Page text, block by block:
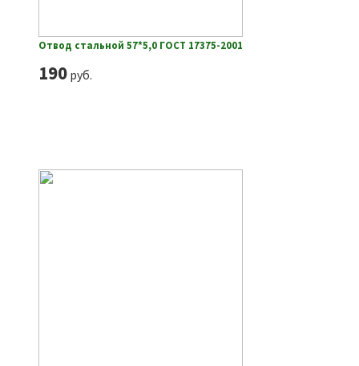
Отвод стальной 57*5,0 ГОСТ 17375-2001
190руб.